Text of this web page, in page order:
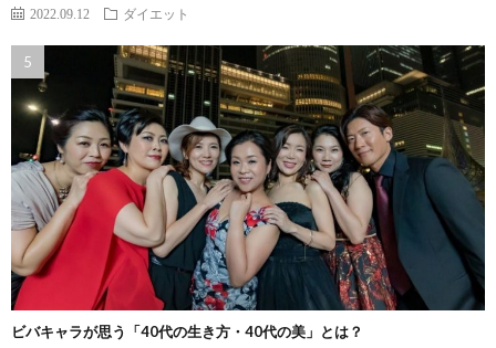
2022.09.12 ダイエット
ビバキャラが思う「40代の生き方・40代の美」とは？